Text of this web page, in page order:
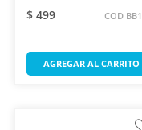
$ 499 COD
AGREGAR AL CARRITO